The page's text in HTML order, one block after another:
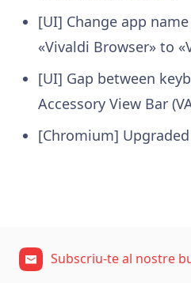
[UI] Change app
«Vivaldi Browser» to
[UI] Gap between
Accessory View Bar
[Chromium]
Subscriu-te al nostre